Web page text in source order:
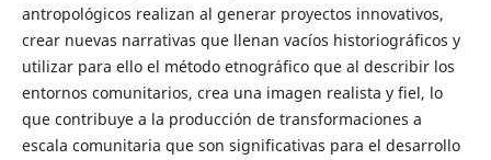
antropológicos realizan al generar proyectos innovativos,
crear nuevas narrativas que llenan vacíos historiográficos y
utilizar para ello el método etnográfico que al describir los
entornos comunitarios, crea una imagen realista y fiel, lo
que contribuye a la producción de transformaciones a
escala comunitaria que son significativas para el desarrollo